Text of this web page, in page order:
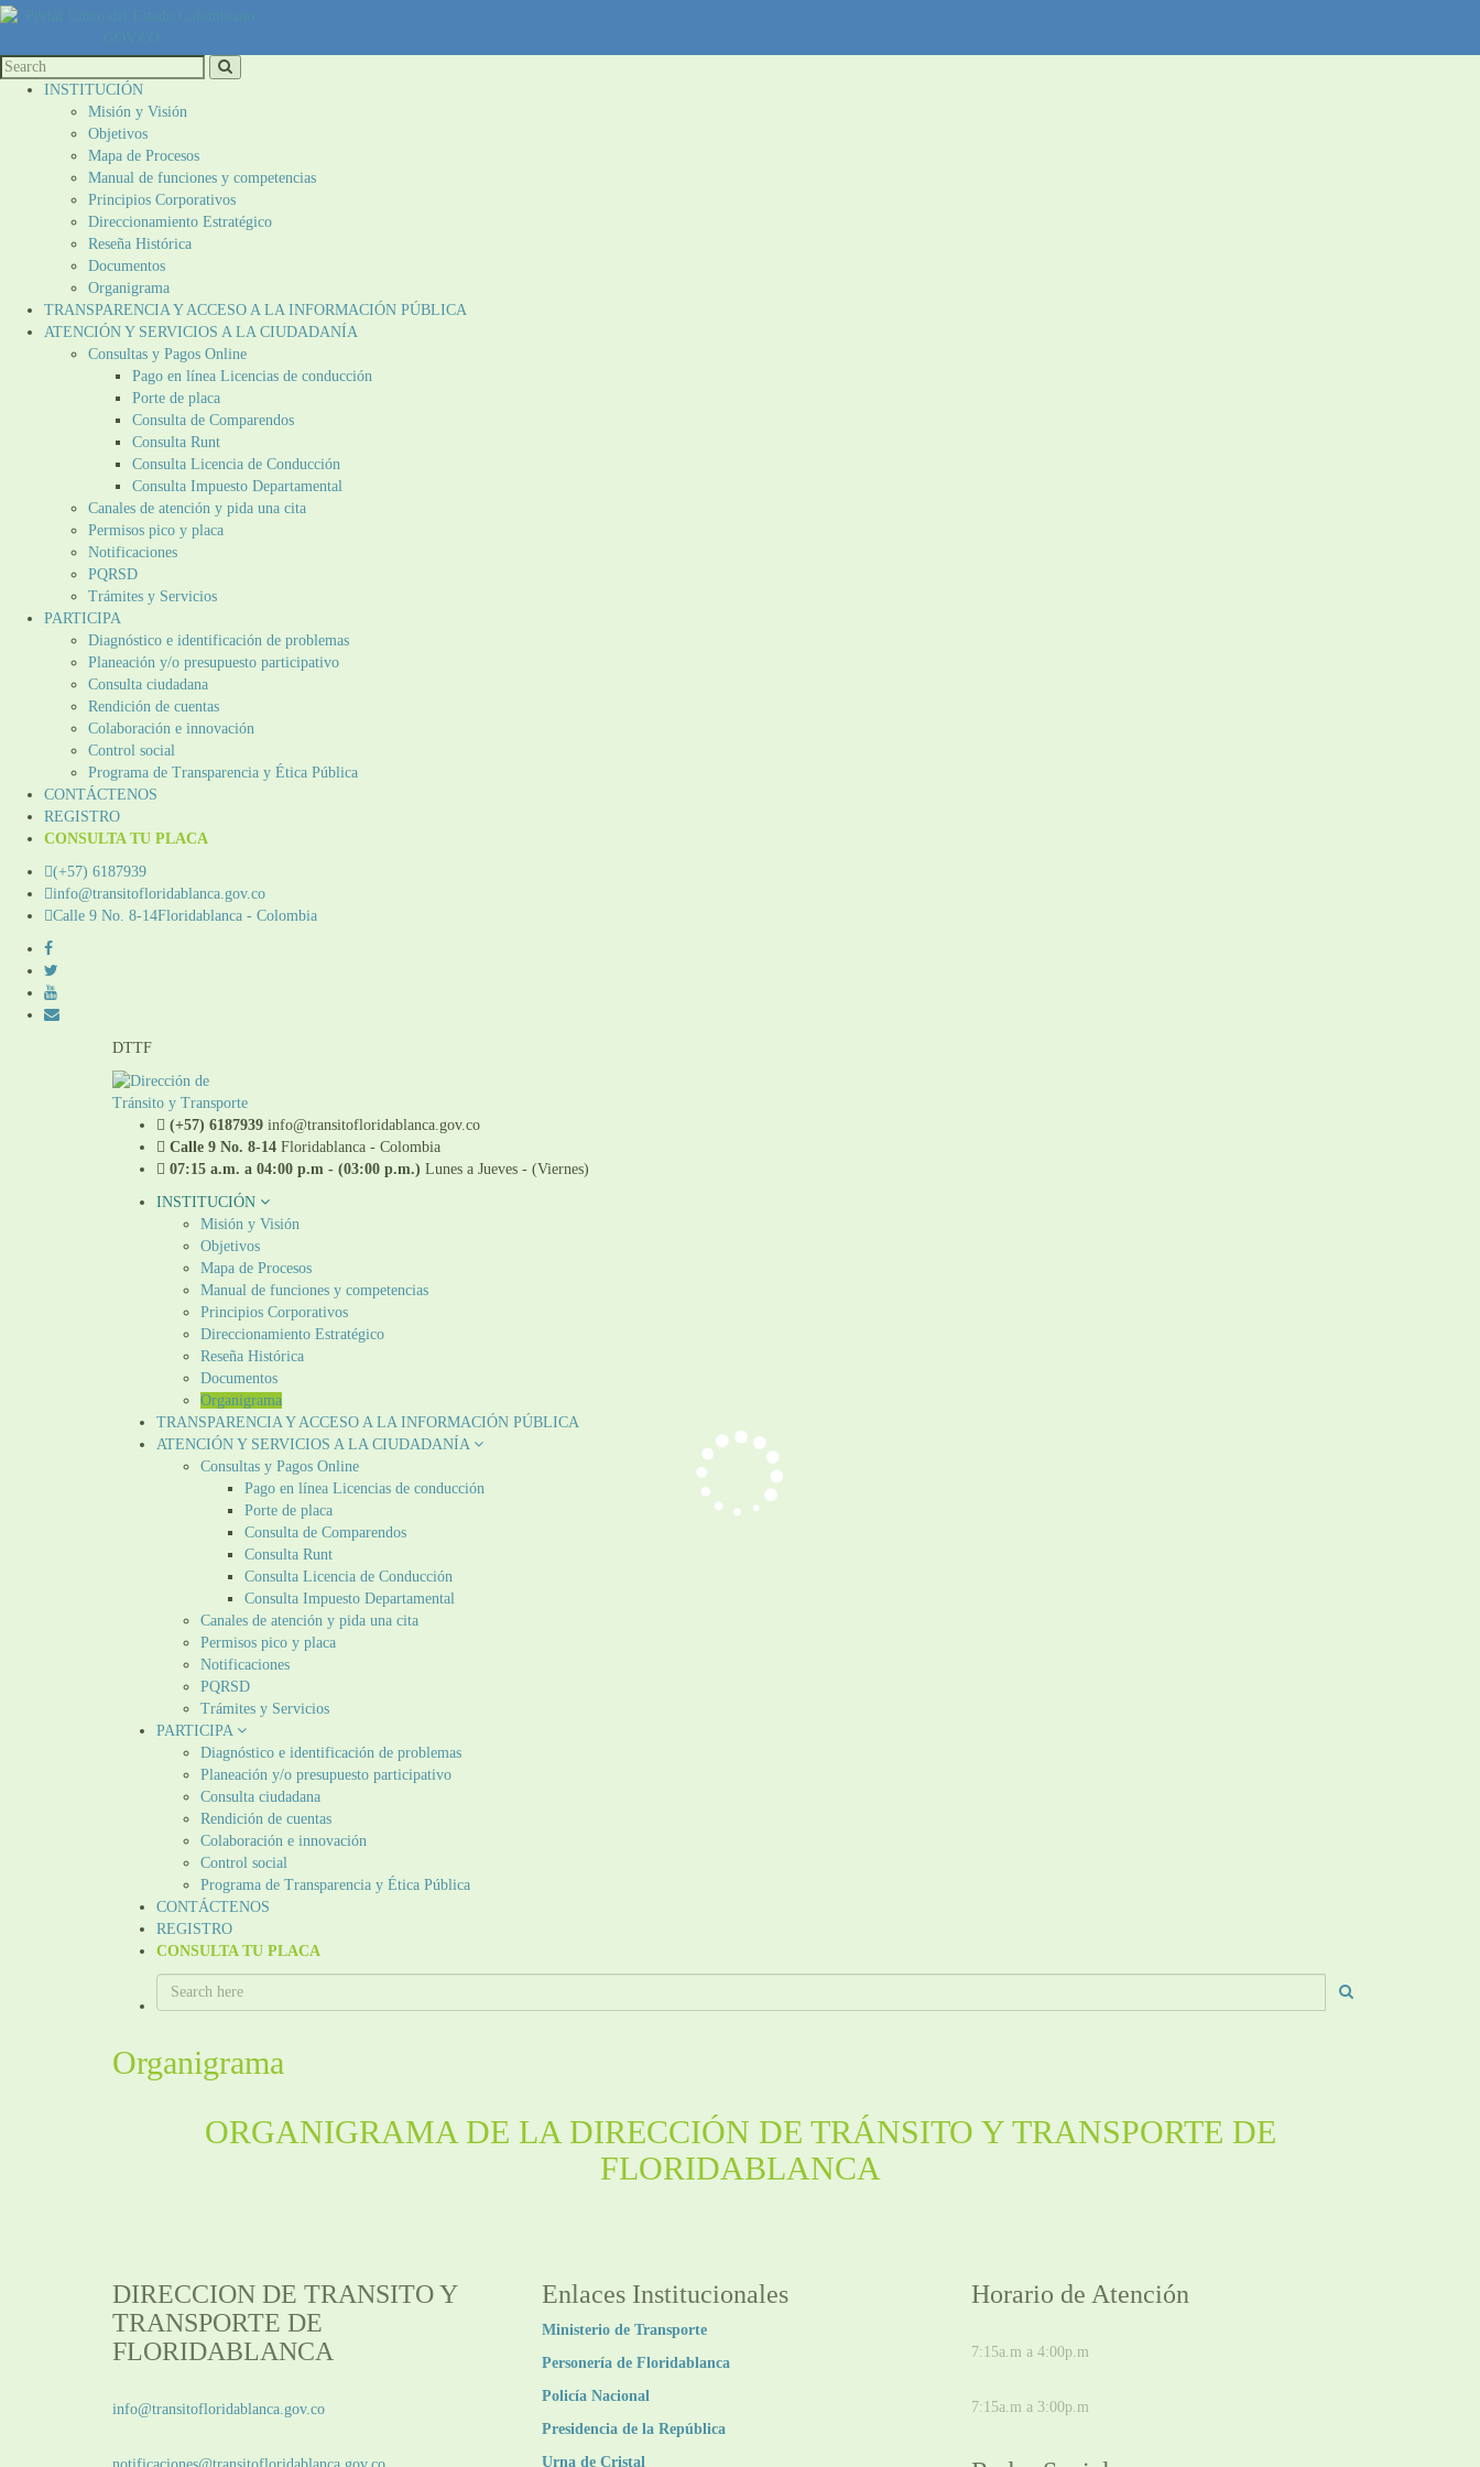
INSTITUCIÓN
Misión y Visión
Objetivos
Mapa de Procesos
Manual de funciones y competencias
Principios Corporativos
Direccionamiento Estratégico
Reseña Histórica
Documentos
Organigrama
TRANSPARENCIA Y ACCESO A LA INFORMACIÓN PÚBLICA
ATENCIÓN Y SERVICIOS A LA CIUDADANÍA
Consultas y Pagos Online
Pago en línea Licencias de conducción
Porte de placa
Consulta de Comparendos
Consulta Runt
Consulta Licencia de Conducción
Consulta Impuesto Departamental
Canales de atención y pida una cita
Permisos pico y placa
Notificaciones
PQRSD
Trámites y Servicios
PARTICIPA
Diagnóstico e identificación de problemas
Planeación y/o presupuesto participativo​
Consulta ciudadana
Rendición de cuentas
Colaboración e innovación
Control social
Programa de Transparencia y Ética Pública
CONTÁCTENOS
REGISTRO
CONSULTA TU PLACA
(+57) 6187939
info@transitofloridablanca.gov.co
Calle 9 No. 8-14Floridablanca - Colombia
DTTF
(+57) 6187939 info@transitofloridablanca.gov.co
Calle 9 No. 8-14 Floridablanca - Colombia
07:15 a.m. a 04:00 p.m - (03:00 p.m.) Lunes a Jueves - (Viernes)
INSTITUCIÓN
Misión y Visión
Objetivos
Mapa de Procesos
Manual de funciones y competencias
Principios Corporativos
Direccionamiento Estratégico
Reseña Histórica
Documentos
Organigrama
TRANSPARENCIA Y ACCESO A LA INFORMACIÓN PÚBLICA
ATENCIÓN Y SERVICIOS A LA CIUDADANÍA
Consultas y Pagos Online
Pago en línea Licencias de conducción
Porte de placa
Consulta de Comparendos
Consulta Runt
Consulta Licencia de Conducción
Consulta Impuesto Departamental
Canales de atención y pida una cita
Permisos pico y placa
Notificaciones
PQRSD
Trámites y Servicios
PARTICIPA
Diagnóstico e identificación de problemas
Planeación y/o presupuesto participativo​
Consulta ciudadana
Rendición de cuentas
Colaboración e innovación
Control social
Programa de Transparencia y Ética Pública
CONTÁCTENOS
REGISTRO
CONSULTA TU PLACA
Organigrama
ORGANIGRAMA DE LA DIRECCIÓN DE TRÁNSITO Y TRANSPORTE DE
FLORIDABLANCA
DIRECCION DE TRANSITO Y
TRANSPORTE DE
FLORIDABLANCA
info@transitofloridablanca.gov.co
Enlaces Institucionales
Ministerio de Transporte
Personería de Floridablanca
Policía Nacional
Presidencia de la República
Urna de Cristal
Horario de Atención
7:15a.m a 4:00p.m
7:15a.m a 3:00p.m